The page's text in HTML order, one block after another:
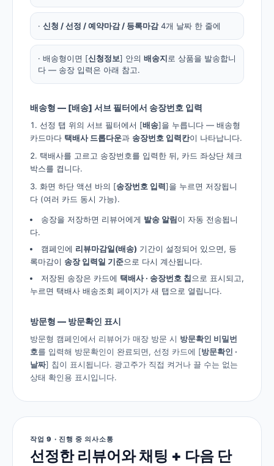
· 신청 / 선정 / 예약마감 / 등록마감4개 날짜 한 줄에
· 배송형이면 [신청정보] 안의 배송지로 상품을 발송합니
다 — 송장 입력은 아래 참고.
배송형 — [배송] 서브 필터에서 송장번호 입력
선정 탭 위의 서브 필터에서 [배송]을 누릅니다 — 배송형
카드마다 택배사 드롭다운과 송장번호 입력칸이 나타납니다.
택배사를 고르고 송장번호를 입력한 뒤, 카드 좌상단 체크
박스를 켭니다.
화면 하단 액션 바의 [송장번호 입력]을 누르면 저장됩니
다 (여러 카드 동시 가능).
송장을 저장하면 리뷰어에게 발송 알림이 자동 전송됩니
다.
캠페인에 리뷰마감일(배송) 기간이 설정되어 있으면, 등
록마감이 송장 입력일 기준으로 다시 계산됩니다.
저장된 송장은 카드에 택배사 · 송장번호 칩으로 표시되고,
누르면 택배사 배송조회 페이지가 새 탭으로 열립니다.
방문형 — 방문확인 표시
방문형 캠페인에서 리뷰어가 매장 방문 시 방문확인 비밀번
호를 입력해 방문확인이 완료되면, 선정 카드에 [방문확인 ·
날짜] 칩이 표시됩니다. 광고주가 직접 켜거나 끌 수는 없는
상태 확인용 표시입니다.
작업 9 · 진행 중 의사소통
선정한 리뷰어와 채팅 + 다음 단